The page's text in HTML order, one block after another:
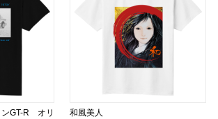
GT-R オリ
和風美人